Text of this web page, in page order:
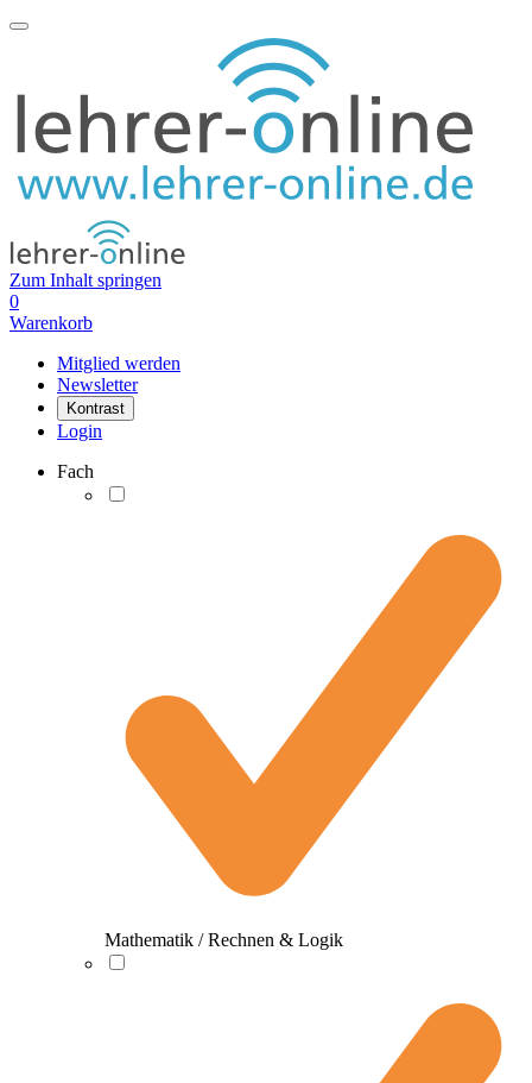
Zum Inhalt springen
0
Warenkorb
Mitglied werden
Newsletter
Kontrast
Login
Fach
Mathematik / Rechnen & Logik